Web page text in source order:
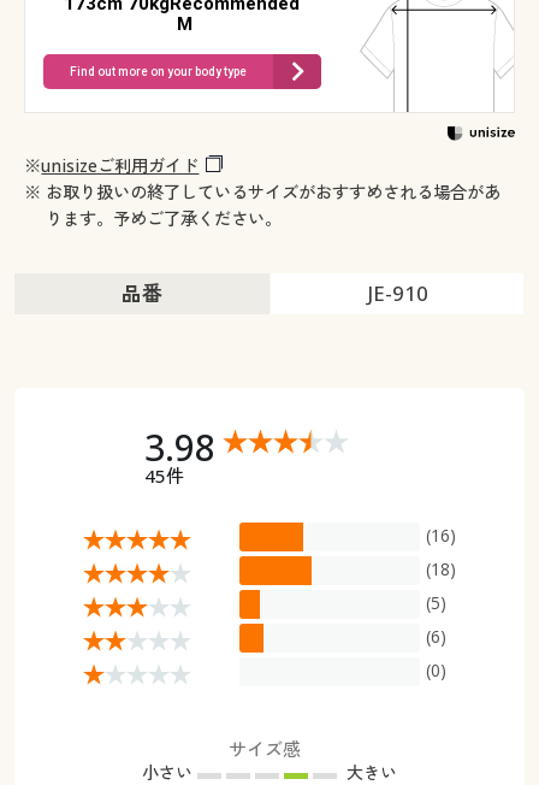
M
Find out more on your body type
※unisizeご利用ガイド
※ お取り扱いの終了しているサイズがおすすめされる場合があ
ります。予めご了承ください。
品番 JE-910
3.98
45件
(16)
(18)
(5)
(6)
(0)
サイズ感
小さい 大きい